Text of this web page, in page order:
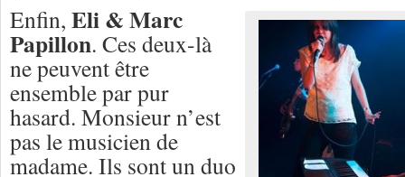
Enfin, Eli & Marc
Papillon. Ces deux-là
ne peuvent être
ensemble par pur
hasard. Monsieur n’est
pas le musicien de
madame. Ils sont un duo